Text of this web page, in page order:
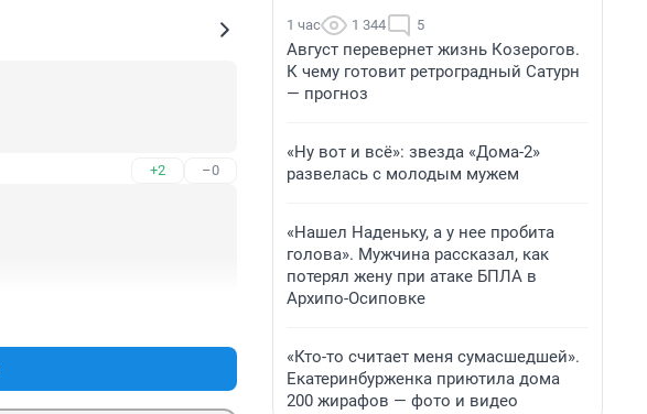
+2 –0
1 час 1 344 5
Август перевернет жизнь Козерогов.
К чему готовит ретроградный Сатурн
— прогноз
«Ну вот и всё»: звезда «Дома-2»
развелась с молодым мужем
«Нашел Наденьку, а у нее пробита
голова». Мужчина рассказал, как
потерял жену при атаке БПЛА в
Архипо-Осиповке
«Кто-то считает меня сумасшедшей».
Екатеринбурженка приютила дома
200 жирафов — фото и видео